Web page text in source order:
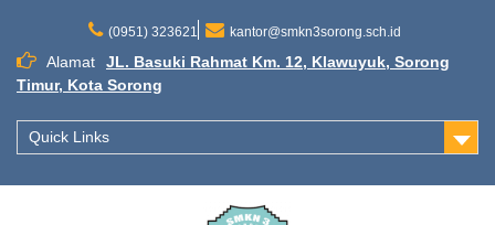
(0951) 323621 kantor@smkn3sorong.sch.id
Alamat
JL. Basuki Rahmat Km. 12, Klawuyuk, Sorong
Timur, Kota Sorong
Quick Links